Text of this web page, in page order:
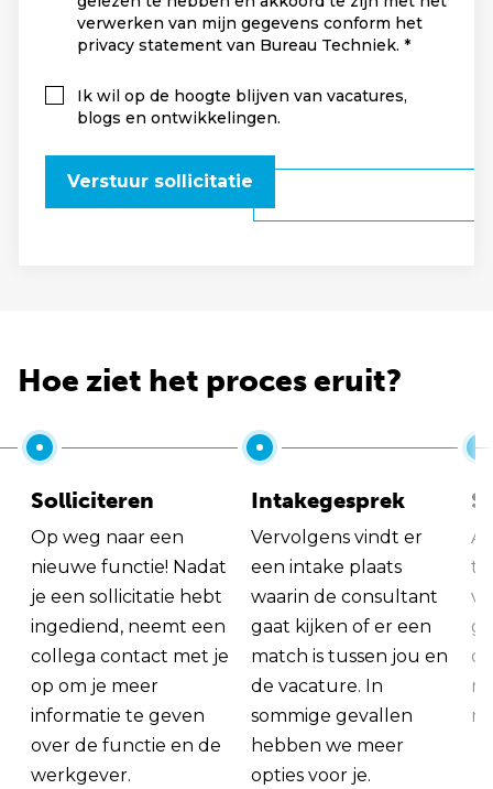
verwerken van mijn gegevens conform het
privacy statement van Bureau Techniek.
Ik wil op de hoogte blijven van vacatures,
blogs en ontwikkelingen.
Verstuur sollicitatie
Hoe ziet het proces eruit?
Solliciteren
Op weg naar een
nieuwe functie! Nadat
je een sollicitatie hebt
ingediend, neemt een
collega contact met je
op om je meer
informatie te geven
over de functie en de
werkgever.
Intakegesprek
Vervolgens vindt er
een intake plaats
waarin de consultant
gaat kijken of er een
match is tussen jou en
de vacature. In
sommige gevallen
hebben we meer
opties voor je.